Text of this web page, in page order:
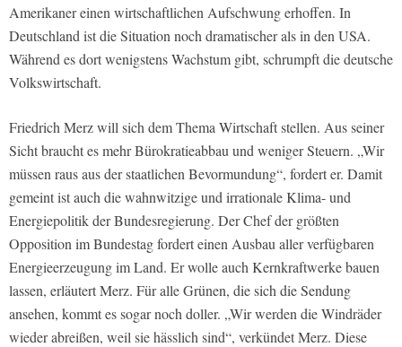
Amerikaner einen wirtschaftlichen Aufschwung erhoffen. In
Deutschland ist die Situation noch dramatischer als in den USA.
Während es dort wenigstens Wachstum gibt, schrumpft die deutsche
Volkswirtschaft.
Friedrich Merz will sich dem Thema Wirtschaft stellen. Aus seiner
Sicht braucht es mehr Bürokratieabbau und weniger Steuern. „Wir
müssen raus aus der staatlichen Bevormundung“, fordert er. Damit
gemeint ist auch die wahnwitzige und irrationale Klima- und
Energiepolitik der Bundesregierung. Der Chef der größten
Opposition im Bundestag fordert einen Ausbau aller verfügbaren
Energieerzeugung im Land. Er wolle auch Kernkraftwerke bauen
lassen, erläutert Merz. Für alle Grünen, die sich die Sendung
ansehen, kommt es sogar noch doller. „Wir werden die Windräder
wieder abreißen, weil sie hässlich sind“, verkündet Merz. Diese